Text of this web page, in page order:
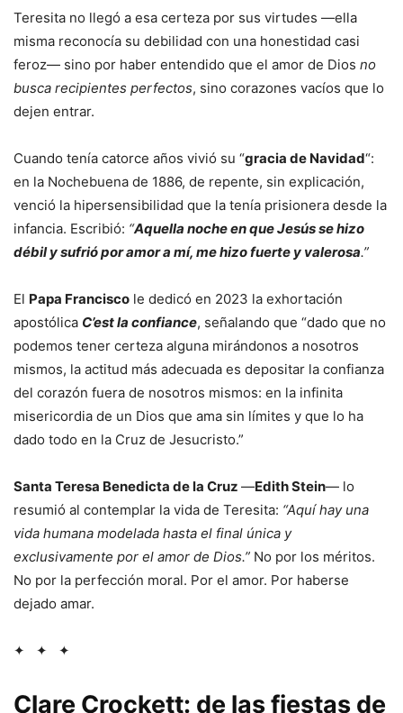
Teresita no llegó a esa certeza por sus virtudes —ella
misma reconocía su debilidad con una honestidad casi
feroz— sino por haber entendido que el amor de Dios no
busca recipientes perfectos, sino corazones vacíos que lo
dejen entrar.
Cuando tenía catorce años vivió su “gracia de Navidad“:
en la Nochebuena de 1886, de repente, sin explicación,
venció la hipersensibilidad que la tenía prisionera desde la
infancia. Escribió: “Aquella noche en que Jesús se hizo
débil y sufrió por amor a mí, me hizo fuerte y valerosa.”
El Papa Francisco le dedicó en 2023 la exhortación
apostólica C’est la confiance, señalando que “dado que no
podemos tener certeza alguna mirándonos a nosotros
mismos, la actitud más adecuada es depositar la confianza
del corazón fuera de nosotros mismos: en la infinita
misericordia de un Dios que ama sin límites y que lo ha
dado todo en la Cruz de Jesucristo.”
Santa Teresa Benedicta de la Cruz —Edith Stein— lo
resumió al contemplar la vida de Teresita: “Aquí hay una
vida humana modelada hasta el final única y
exclusivamente por el amor de Dios.” No por los méritos.
No por la perfección moral. Por el amor. Por haberse
dejado amar.
✦ ✦ ✦
Clare Crockett: de las fiestas de